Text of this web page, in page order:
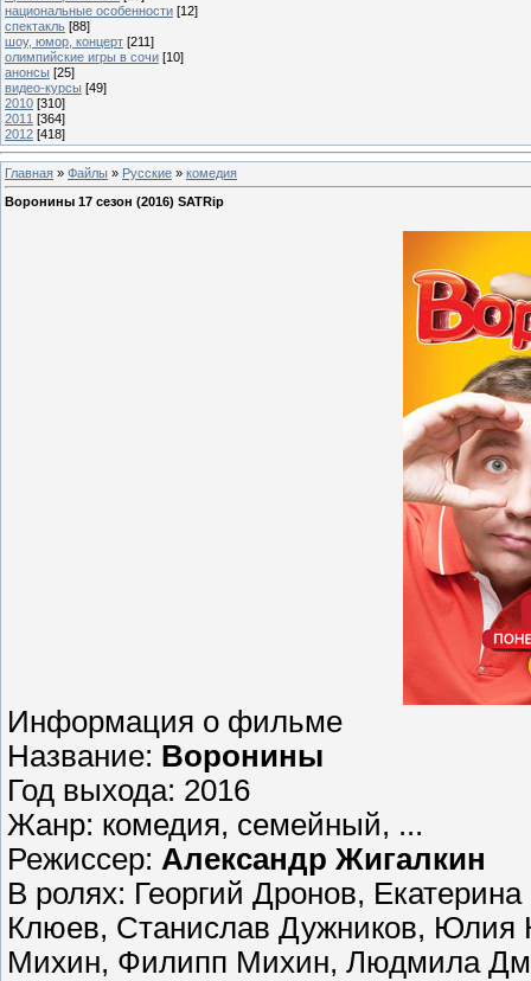
национальные особенности [12]
спектакль [88]
шоу, юмор, концерт [211]
олимпийские игры в сочи [10]
анонсы [25]
видео-курсы [49]
2010 [310]
2011 [364]
2012 [418]
Главная » Файлы » Русские » комедия
Воронины 17 сезон (2016) SATRip
Информация о фильме
Название: Воронины
Год выхода: 2016
Жанр: комедия, семейный, ...
Режиссер: Александр Жигалкин
В ролях: Георгий Дронов,
Клюев, Станислав Дужников, Юлия
Михин, Филипп Михин, Людмила